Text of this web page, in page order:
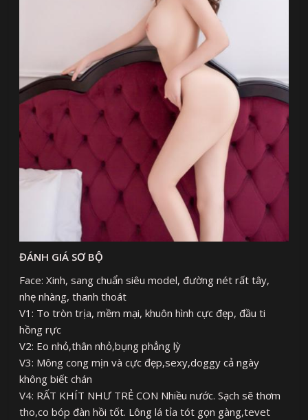
ĐÁNH GIÁ SƠ BỘ
Face: Xinh, sang chuẩn siêu model, đường nét rất tây,
nhẹ nhàng, thanh thoát
V1: To tròn trịa, mềm mại, khuôn hình cực đẹp, đầu ti
hồng rực
V2: Eo nhỏ,thân nhỏ,bụng phẳng lỳ
V3: Mông cong mịn và cực đẹp,sexy,doggy cả ngày
không biết chán
V4: RẤT KHÍT NHƯ TRẺ CON Nhiều nước. Sạch sẽ thơm
tho,co bóp đàn hồi tốt. Lông lá tỉa tót gọn gàng,tevet